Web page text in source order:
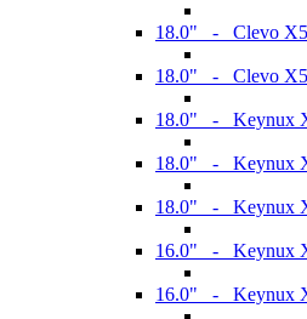
18.0" - Clevo
18.0" - Clevo
18.0" - Keynux
18.0" - Keynux
18.0" - Keynux
16.0" - Keynux
16.0" - Keynux